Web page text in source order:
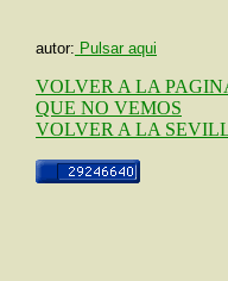
autor: Pulsar aqui
VOLVER A LA
QUE NO VEMOS
VOLVER A LA